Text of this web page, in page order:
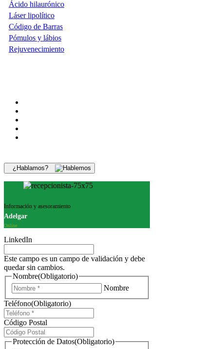
Ácido hilaurónico
Láser lipolítico
Código de Barras
Pómulos y lábios
Rejuvenecimiento
¿Hablamos?
Información y asesoramiento
Adelgar
Online
LinkedIn
Este campo es un campo de validación y debe
quedar sin cambios.
Nombre(Obligatorio)
Nombre
Teléfono(Obligatorio)
Código Postal
Protección de Datos(Obligatorio)